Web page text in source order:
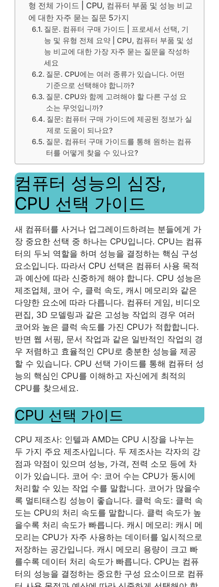
형 전체 가이드 | CPU, 컴퓨터 부품 및 성능 비교
에 대한 자주 묻는 질문 5가지
질문. 컴퓨터 구매 가이드 | 프로세서 선택, 기
능 및 유형 전체 요약 | CPU, 컴퓨터 부품 및 성
능 비교에 대한 가장 자주 묻는 질문을 작성하
세요
질문. CPU에는 여러 종류가 있습니다. 어떤
기준으로 선택해야 합니까?
질문. CPU와 함께 고려해야 할 다른 구성 요
소는 무엇입니까?
질문: 컴퓨터 구매 가이드에 제공된 정보가 실
제로 도움이 되나요?
질문. 컴퓨터 구매 가이드를 통해 원하는 컴퓨
터를 어떻게 찾을 수 있나요?
컴퓨터 성능의 심장,
CPU 선택 가이드
새 컴퓨터를 사거나 업그레이드하려는 분들에게 가
장 중요한 선택 중 하나는 CPU입니다. CPU는 컴퓨
터의 두뇌 역할을 하며 성능을 결정하는 핵심 구성
요소입니다. 따라서 CPU 선택은 컴퓨터 사용 목적
과 예산에 따라 신중하게 해야 합니다. CPU 성능은
제조업체, 코어 수, 클럭 속도, 캐시 메모리와 같은
다양한 요소에 따라 다릅니다. 컴퓨터 게임, 비디오
편집, 3D 모델링과 같은 고성능 작업의 경우 여러
코어와 높은 클럭 속도를 가진 CPU가 적합합니다.
반면 웹 서핑, 문서 작업과 같은 일반적인 작업의 경
우 저렴하고 효율적인 CPU로 충분한 성능을 제공
할 수 있습니다. CPU 선택 가이드를 통해 컴퓨터 성
능의 핵심인 CPU를 이해하고 자신에게 최적의
CPU를 찾으세요.
CPU 선택 가이드
CPU 제조사: 인텔과 AMD는 CPU 시장을 나누는
두 가지 주요 제조사입니다. 두 제조사는 각자의 강
점과 약점이 있으며 성능, 가격, 전력 소모 등에 차
이가 있습니다. 코어 수: 코어 수는 CPU가 동시에
처리할 수 있는 작업 수를 말합니다. 코어가 많을수
록 멀티태스킹 성능이 좋습니다. 클럭 속도: 클럭 속
도는 CPU의 처리 속도를 말합니다. 클럭 속도가 높
을수록 처리 속도가 빠릅니다. 캐시 메모리: 캐시 메
모리는 CPU가 자주 사용하는 데이터를 일시적으로
저장하는 공간입니다. 캐시 메모리 용량이 크고 빠
를수록 데이터 처리 속도가 빠릅니다. CPU는 컴퓨
터의 성능을 결정하는 중요한 구성 요소이므로 컴퓨